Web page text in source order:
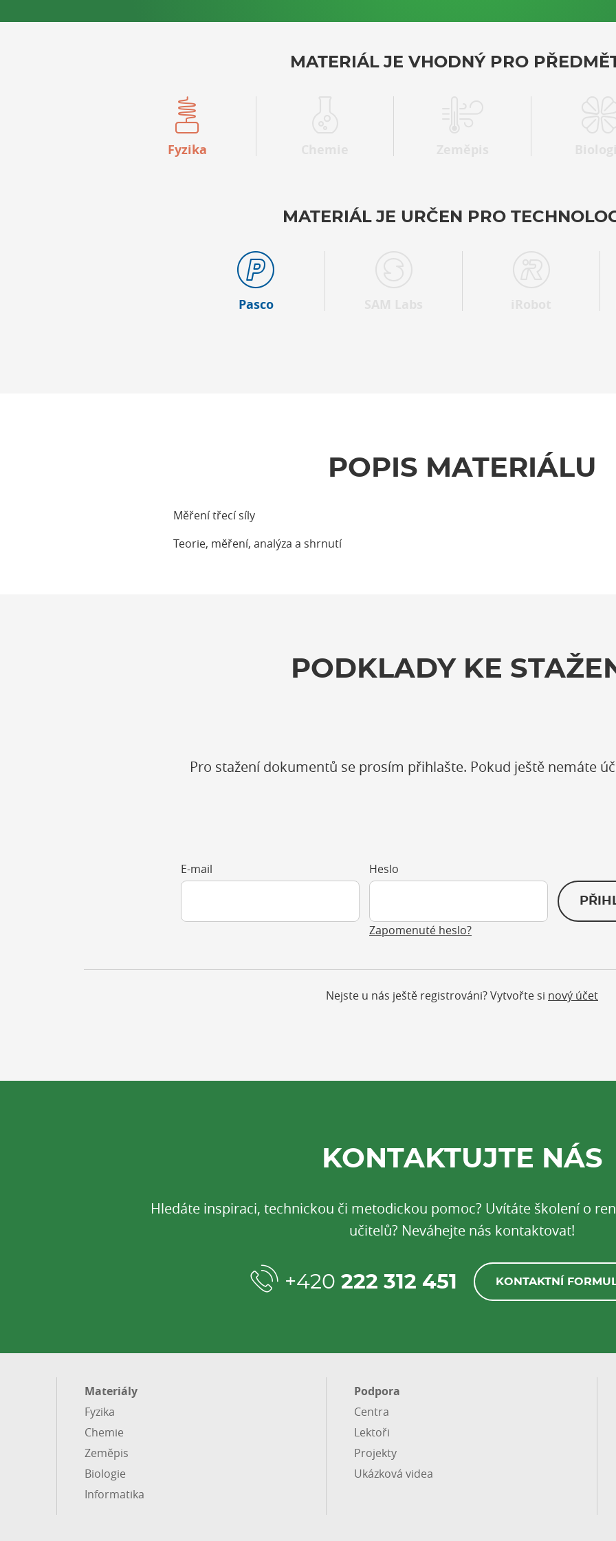
MATERIÁL JE VHODNÝ PRO
Fyzika
MATERIÁL JE URČEN PRO
Pasco
POPIS MATERIÁLU
Měření třecí síly
Teorie, měření, analýza a shrnutí
PODKLADY KE
Pro stažení dokumentů se prosím přihlašte. Pokud ještě nemáte
E-mail Heslo
Zapomenuté heslo?
Nejste u nás ještě registrováni? Vytvořte si nový účet
KONTAKTUJTE NÁS
Hledáte inspiraci, technickou či metodickou pomoc? Uvítáte školení o
učitelů? Neváhejte nás kontaktovat!
+420 222 312 451 KONTAKTNÍ
Materiály
Fyzika
Chemie
Zeměpis
Biologie
Informatika
Podpora
Centra
Lektoři
Projekty
Ukázková videa